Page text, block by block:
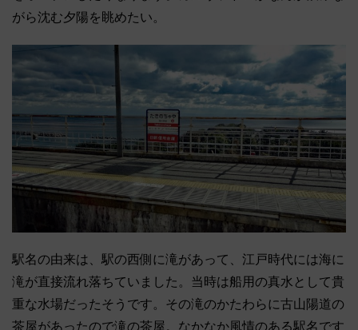
がら沈む夕陽を眺めたい。
駅名の由来は、駅の西側に滝があって、江戸時代には海に
滝が直接流れ落ちていました。当時は船用の真水として貴
重な水場だったそうです。その滝のかたわらに古山陽道の
茶屋があったので滝の茶屋。なかなか風情のある駅名です